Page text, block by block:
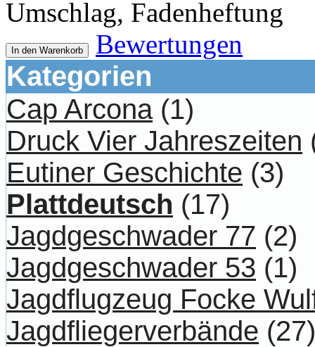
Umschlag, Fadenheftung
In den Warenkorb Bewertungen
Kategorien
Cap Arcona(1)
Druck Vier Jahreszeiten
Eutiner Geschichte (3)
Plattdeutsch (17)
Jagdgeschwader 77 (2)
Jagdgeschwader 53 (1)
Jagdflugzeug Focke
Jagdfliegerverbände (27)